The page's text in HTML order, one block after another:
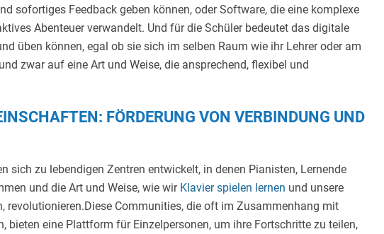
sofortiges Feedback geben können, oder Software, die eine komplexe
Abenteuer verwandelt. Und für die Schüler bedeutet das digitale
üben können, egal ob sie sich im selben Raum wie ihr Lehrer oder am
zwar auf eine Art und Weise, die ansprechend, flexibel und
FÖRDERUNG VON VERBINDUNG UND
sich zu lebendigen Zentren entwickelt, in denen Pianisten, Lernende
und die Art und Weise, wie wir Klavier spielen lernen und unsere
revolutionieren.Diese Communities, die oft im Zusammenhang mit
bieten eine Plattform für Einzelpersonen, um ihre Fortschritte zu teilen,